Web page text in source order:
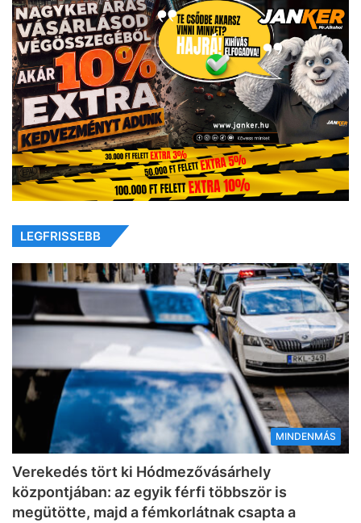
LEGFRISSEBB
MINDENMÁS
Verekedés tört ki Hódmezővásárhely
központjában: az egyik férfi többször is
megütötte, majd a fémkorlátnak csapta a